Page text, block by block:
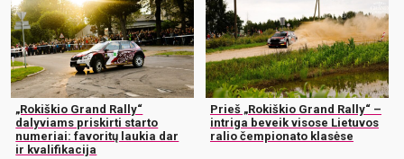
„Rokiškio Grand Rally“
dalyviams priskirti starto
numeriai: favoritų laukia dar
ir kvalifikacija
Prieš „Rokiškio Grand Rally“ –
intriga beveik visose Lietuvos
ralio čempionato klasėse